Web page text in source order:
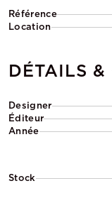
Référence
Location
DÉTAILS &
Designer
Éditeur
Année
Stock